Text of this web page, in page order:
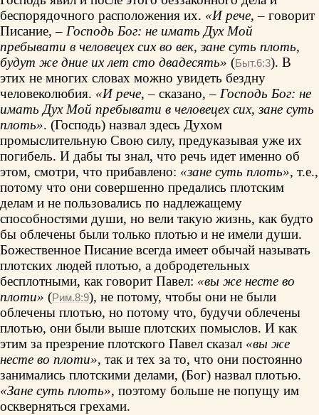
беспорядочного расположения их. «И рече, – говорит
Писание, – Господь Бог: не имать Дух Мой
пребывати в человецех сих во век, зане суть плоть,
будут же дние их лет сто двадесять» (Быт.6:3). В
этих не многих словах можно увидеть бездну
человеколюбия. «И рече, – сказано, – Господь Бог: не
имать Дух Мой пребывати в человецех сих, зане суть
плоть». (Господь) назвал здесь Духом
промыслительную Свою силу, предуказывая уже их
погибель. И дабы ты знал, что речь идет именно об
этом, смотри, что прибавлено: «зане суть плоть», т.е.,
потому что они совершенно предались плотским
делам и не пользовались по надлежащему
способностями души, но вели такую жизнь, как будто
бы облечены были только плотью и не имели души.
Божественное Писание всегда имеет обычай называть
плотских людей плотью, а добродетельных
бесплотными, как говорит Павел: «вы же несте во
плоти» (Рим.8:9), не потому, чтобы они не были
облечены плотью, но потому что, будучи облечены
плотью, они были выше плотских помыслов. И как
этим за презрение плотского Павел сказал «вы же
несте во плоти», так и тех за то, что они постоянно
занимались плотскими делами, (Бог) назвал плотью.
«Зане суть плоть», поэтому больше не попущу им
оскверняться грехами.